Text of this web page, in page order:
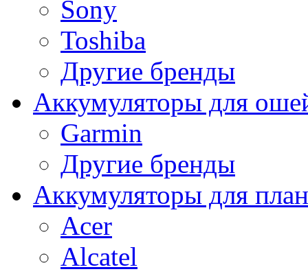
Sony
Toshiba
Другие бренды
Аккумуляторы для
Garmin
Другие бренды
Аккумуляторы для
Acer
Alcatel